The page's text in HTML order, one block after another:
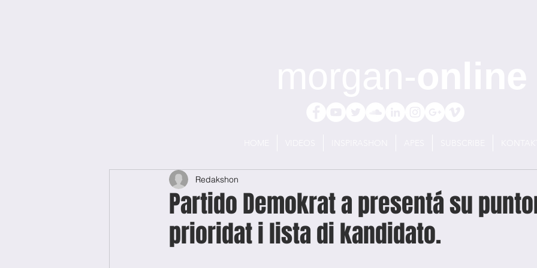
Partido Demokrat a presentá su
prioridat i lista di kandidato.
Redakshon